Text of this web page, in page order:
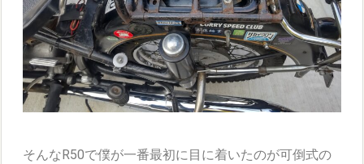
そんなR50で僕が一番最初に目に着いたのが可倒式の